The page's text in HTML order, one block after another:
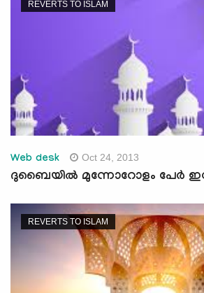
REVERTS TO ISLAM
Web desk Oct 24, 2013
ദുബൈയി‍ല്‍ മുന്നോറോളം പേര്‍
REVERTS TO ISLAM